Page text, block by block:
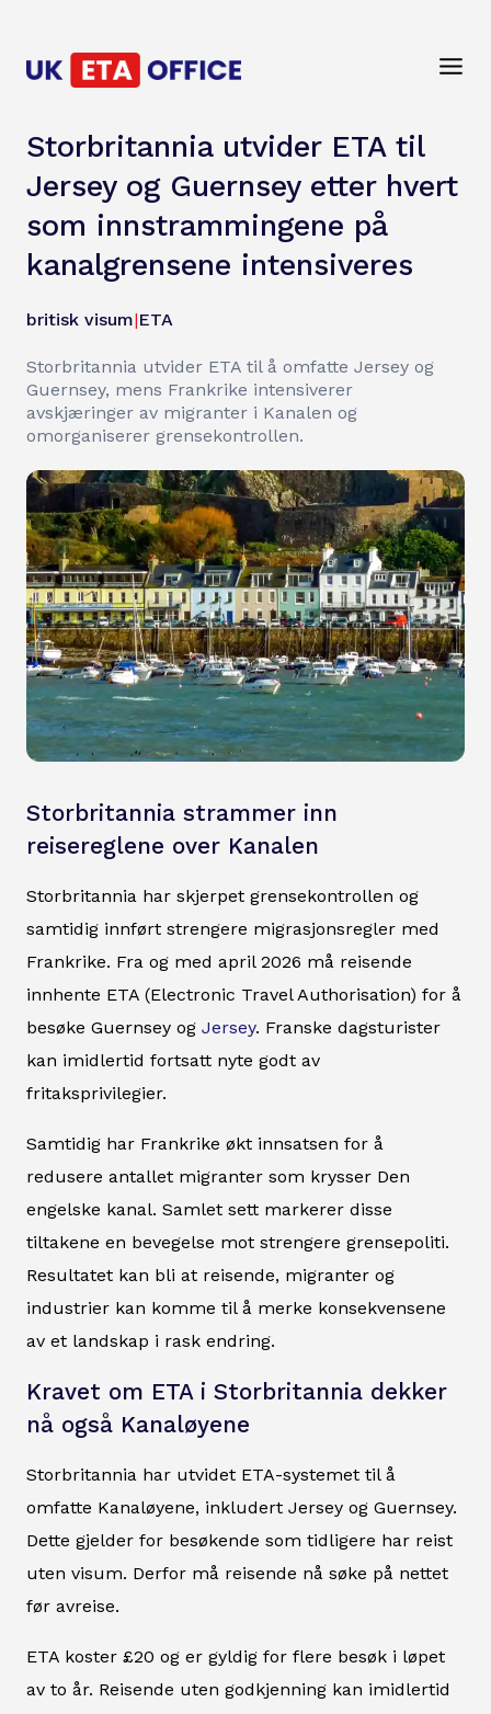
Storbritannia utvider ETA til
Jersey og Guernsey etter hvert
som innstrammingene på
kanalgrensene intensiveres
britisk visum|ETA
Storbritannia utvider ETA til å omfatte Jersey og
Guernsey, mens Frankrike intensiverer
avskjæringer av migranter i Kanalen og
omorganiserer grensekontrollen.
Storbritannia strammer inn
reisereglene over Kanalen
Storbritannia har skjerpet grensekontrollen og
samtidig innført strengere migrasjonsregler med
Frankrike. Fra og med april 2026 må reisende
innhente ETA (Electronic Travel Authorisation) for å
besøke Guernsey og Jersey. Franske dagsturister
kan imidlertid fortsatt nyte godt av
fritaksprivilegier.
Samtidig har Frankrike økt innsatsen for å
redusere antallet migranter som krysser Den
engelske kanal. Samlet sett markerer disse
tiltakene en bevegelse mot strengere grensepoliti.
Resultatet kan bli at reisende, migranter og
industrier kan komme til å merke konsekvensene
av et landskap i rask endring.
Kravet om ETA i Storbritannia dekker
nå også Kanaløyene
Storbritannia har utvidet ETA-systemet til å
omfatte Kanaløyene, inkludert Jersey og Guernsey.
Dette gjelder for besøkende som tidligere har reist
uten visum. Derfor må reisende nå søke på nettet
før avreise.
ETA koster £20 og er gyldig for flere besøk i løpet
av to år. Reisende uten godkjenning kan imidlertid